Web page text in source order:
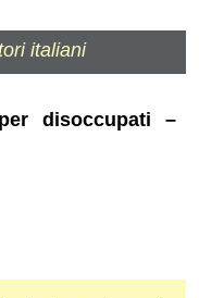
italiani
disoccupati –